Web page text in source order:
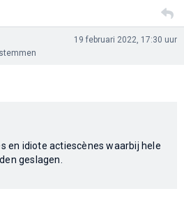
19 februari 2022, 17:30 uur
en idiote actiescènes waarbij hele
geslagen.